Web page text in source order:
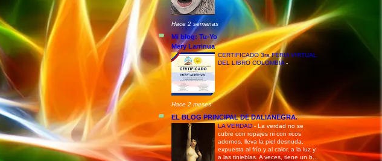
Hace 2 semanas
Mi blog: Tu-Yo
Mery Larrinua
CERTIFICADO 3ra FERIA VIRTUAL
DEL LIBRO COLOMBIA -
Hace 2 meses
EL BLOG PRINCIPAL DE DALIANEGRA.
LA VERDAD - La verdad no se
cubre con ropajes ni con ricos
adornos, lleva la piel desnuda,
expuesta al frío y al calor, a la luz y
a las tinieblas. A veces, tiene un b...